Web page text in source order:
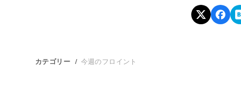
カテゴリー 今週のフロイント